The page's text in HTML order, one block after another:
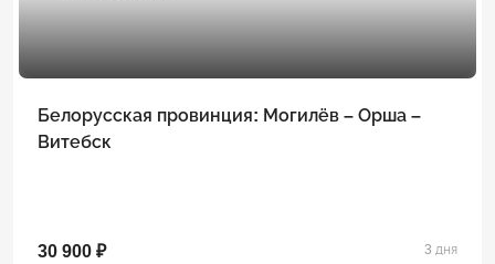
Белорусская провинция: Могилёв – Орша –
Витебск
30 900 ₽ 3 дня